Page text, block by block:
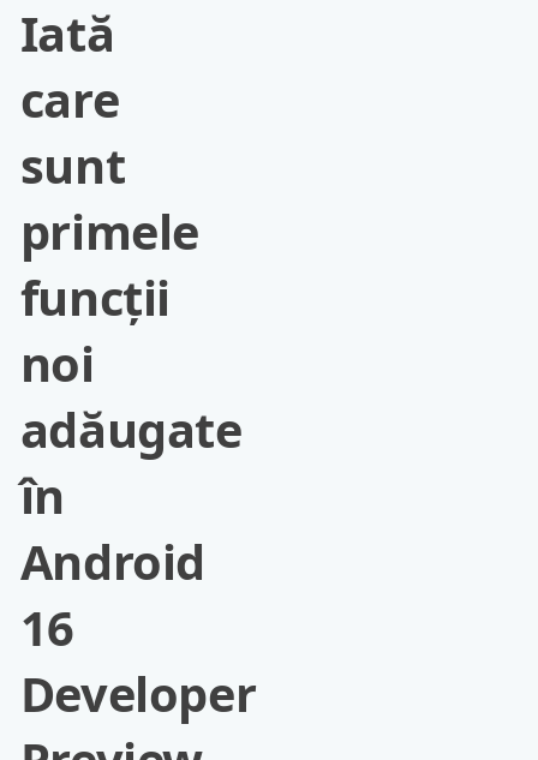
Iată
care
sunt
primele
funcții
noi
adăugate
în
Android
16
Developer